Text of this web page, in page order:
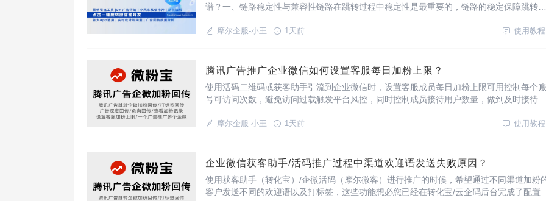
谱？一、链路稳定性与兼容性链路在跳转过程中稳定性是最重要的，链路的稳定保障跳转过
不同广告平台投放用对应平台广告回传链接，而不是全场景通用
摩尔企服-小王 1天前 使用教程
腾讯广告推广企业微信如何设置客服每日加粉上限？
使用活码二维码或获客助手引流到企业微信时，设置客服成员每日加粉上限可用控制每个账
号可访问次数，避免访问过载触发平台风控，同时控制成员接待用户数量，做到及时接待客
主体成员，还能设置客服每日上下线时间、展示有效期等。{微粉
摩尔企服-小王 1天前 使用教程
企业微信获客助手/活码推广过程中渠道欢迎语发送失败原因？
使用获客助手（转化宝）/企微活码（摩尔微客）进行推广的时候，希望通过不同渠道加粉
客户发送不同的欢迎语以及打标签，这些功能想必您已经在转化宝/云企码后台完成了配置